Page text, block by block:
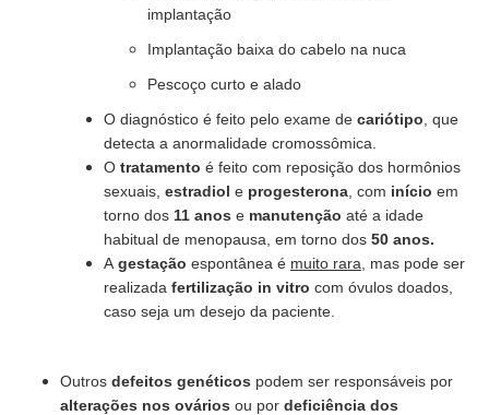
implantação
Implantação baixa do cabelo na nuca
Pescoço curto e alado
O diagnóstico é feito pelo exame de cariótipo , que
detecta a anormalidade cromossômica.
O tratamento é feito com reposição dos hormônios
sexuais, estradiol e progesterona , com início em
torno dos 11 anos e manutenção até a idade
habitual de menopausa, em torno dos 50 anos.
A gestação espontânea é muito rara , mas pode ser
realizada fertilização in vitro com óvulos doados,
caso seja um desejo da paciente.
Outros defeitos genéticos podem ser responsáveis por
alterações nos ovários ou por deficiência dos